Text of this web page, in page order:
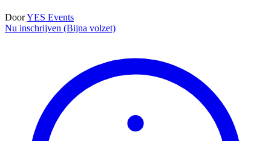
DoorYES Events
Nu inschrijven (Bijna volzet)